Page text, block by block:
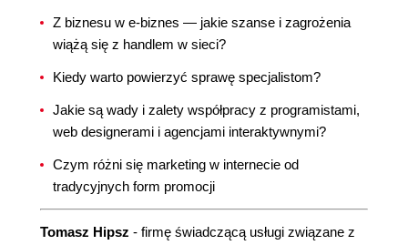
Z biznesu w e-biznes — jakie szanse i zagrożenia
wiążą się z handlem w sieci?
Kiedy warto powierzyć sprawę specjalistom?
Jakie są wady i zalety współpracy z programistami,
web designerami i agencjami interaktywnymi?
Czym różni się marketing w internecie od
tradycyjnych form promocji
Tomasz Hipsz - firmę świadczącą usługi związane z